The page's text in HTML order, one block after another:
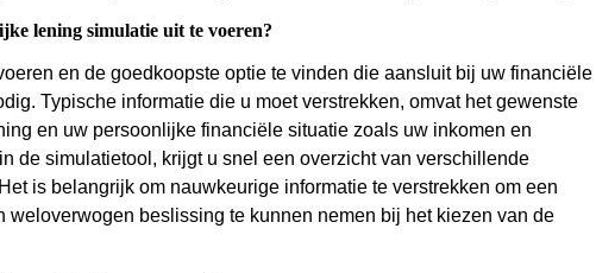
lening simulatie uit te voeren?
en de goedkoopste optie te vinden die aansluit bij uw financiële
Typische informatie die u moet verstrekken, omvat het gewenste
en uw persoonlijke financiële situatie zoals uw inkomen en
de simulatietool, krijgt u snel een overzicht van verschillende
is belangrijk om nauwkeurige informatie te verstrekken om een
weloverwogen beslissing te kunnen nemen bij het kiezen van de